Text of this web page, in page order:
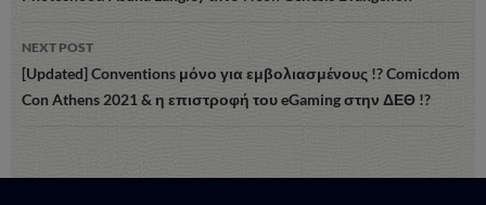
NEXT POST
[Updated] Conventions μόνο για εμβολιασμένους !? Comicdom
Con Athens 2021 & η επιστροφή του eGaming στην ΔΕΘ !?